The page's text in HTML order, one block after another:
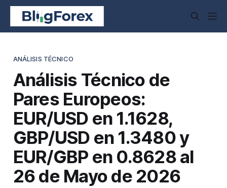
ANÁLISIS TÉCNICO
Análisis Técnico de
Pares Europeos:
EUR/USD en 1.1628,
GBP/USD en 1.3480 y
EUR/GBP en 0.8628 al
26 de Mayo de 2026